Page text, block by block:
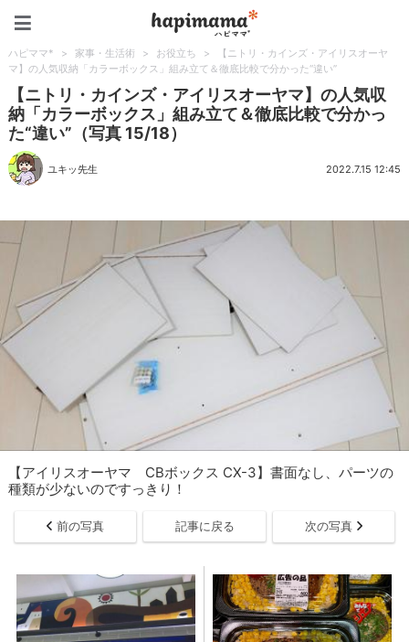
ハピママ* > 家事・生活術 > お役立ち >
【ニトリ・カインズ・アイリスオーヤ
マ】の人気収納「カラーボックス」組み立て＆徹底比較で分かった“違い”
【ニトリ・カインズ・アイリスオーヤマ】の人気収
納「カラーボックス」組み立て＆徹底比較で分かっ
た“違い”（写真 15/18）
ユキッ先生 2022.7.15 12:45
【アイリスオーヤマ CBボックス CX-3】書面なし、パーツの
種類が少ないのですっきり！
前の写真 記事に戻る 次の写真